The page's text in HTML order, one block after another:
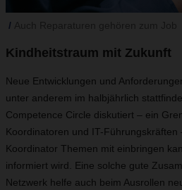
Kindheitstraum mit Zukunft
Neue Entwicklungen und
unter anderem im halbjährlich
Competence Circle diskutiert – ein
Koordinatoren und IT-Führungskräften
Koordinator Themen mit einbringen
informiert wird. Eine solche gute
Netzwerk helfe auch beim Ausrollen